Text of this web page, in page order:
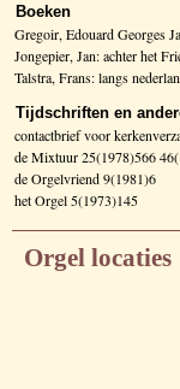
Boeken
Gregoir, Edouard Georges
Jongepier, Jan: achter het
Talstra, Frans: langs
Tijdschriften en
contactbrief voor
de Mixtuur 25(1978)566
de Orgelvriend 9(1981)6
het Orgel 5(1973)145
Orgel locaties